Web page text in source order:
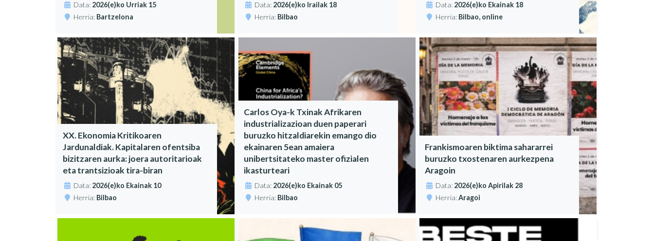
Data: 2026(e)ko Urriak 15
Herria: Bartzelona
Data: 2026(e)ko Irailak 18
Herria: Bilbao
Data: 2026(e)ko Ekainak 18
Herria: Bilbao, online
XX. Ekonomia Kritikoaren
Jardunaldiak. Kapitalaren ofentsiba
bizitzaren aurka: joera autoritarioak
eta trantsizioak tira-biran
Data: 2026(e)ko Ekainak 10
Herria: Bilbao
Carlos Oya-k Txinak Afrikaren
industrializazioan duen paperari
buruzko hitzaldiarekin emango dio
ekainaren 5ean amaiera
unibertsitateko master ofizialen
ikasturteari
Data: 2026(e)ko Ekainak 05
Herria: Bilbao
Frankismoaren biktima sahararrei
buruzko txostenaren aurkezpena
Aragoin
Data: 2026(e)ko Apirilak 28
Herria:Aragoi